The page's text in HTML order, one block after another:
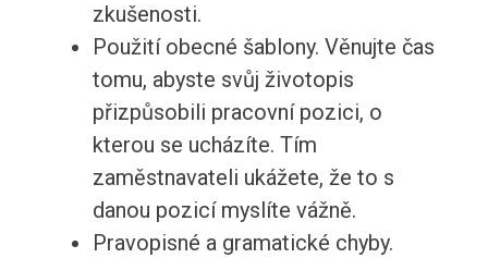
zkušenosti.
Použití obecné šablony. Věnujte čas
tomu, abyste svůj životopis
přizpůsobili pracovní pozici, o
kterou se ucházíte. Tím
zaměstnavateli ukážete, že to s
danou pozicí myslíte vážně.
Pravopisné a gramatické chyby.